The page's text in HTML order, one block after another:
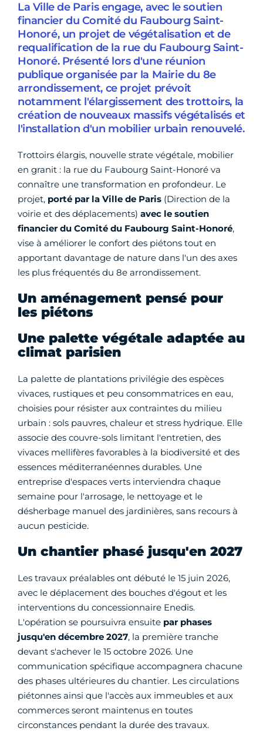
La Ville de Paris engage, avec le soutien
financier du Comité du Faubourg Saint-
Honoré, un projet de végétalisation et de
requalification de la rue du Faubourg Saint-
Honoré. Présenté lors d'une réunion
publique organisée par la Mairie du 8e
arrondissement, ce projet prévoit
notamment l'élargissement des trottoirs, la
création de nouveaux massifs végétalisés et
l'installation d'un mobilier urbain renouvelé.
Trottoirs élargis, nouvelle strate végétale, mobilier
en granit : la rue du Faubourg Saint-Honoré va
connaître une transformation en profondeur. Le
projet, porté par la Ville de Paris (Direction de la
voirie et des déplacements) avec le soutien
financier du Comité du Faubourg Saint-Honoré,
vise à améliorer le confort des piétons tout en
apportant davantage de nature dans l'un des axes
les plus fréquentés du 8e arrondissement.
Un aménagement pensé pour
les piétons
Une palette végétale adaptée au
climat parisien
La palette de plantations privilégie des espèces
vivaces, rustiques et peu consommatrices en eau,
choisies pour résister aux contraintes du milieu
urbain : sols pauvres, chaleur et stress hydrique. Elle
associe des couvre-sols limitant l'entretien, des
vivaces mellifères favorables à la biodiversité et des
essences méditerranéennes durables. Une
entreprise d'espaces verts interviendra chaque
semaine pour l'arrosage, le nettoyage et le
désherbage manuel des jardinières, sans recours à
aucun pesticide.
Un chantier phasé jusqu'en 2027
Les travaux préalables ont débuté le 15 juin 2026,
avec le déplacement des bouches d'égout et les
interventions du concessionnaire Enedis.
L'opération se poursuivra ensuite par phases
jusqu'en décembre 2027, la première tranche
devant s'achever le 15 octobre 2026. Une
communication spécifique accompagnera chacune
des phases ultérieures du chantier. Les circulations
piétonnes ainsi que l'accès aux immeubles et aux
commerces seront maintenus en toutes
circonstances pendant la durée des travaux.